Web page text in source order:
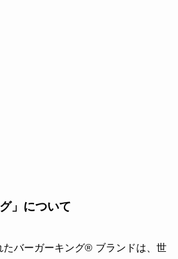
」について
たバーガーキング® ブランドは、世